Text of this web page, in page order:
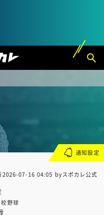
2026-07-16 04:05 byスポカレ公式
野球
通知設定